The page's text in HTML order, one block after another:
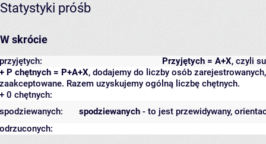
Statystyki próśb
W skrócie
Przyjętych = A+X, czyli
przyjętych:
+ P chętnych = P+A+X, dodajemy do liczby osób
zaakceptowane. Razem uzyskujemy ogólną liczbę chętnych.
+ 0 chętnych:
spodziewanych - to jest przewidywany,
spodziewanych:
odrzuconych: